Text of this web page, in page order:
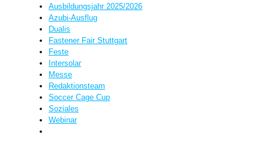
Ausbildungsjahr 2025/2026
Azubi-Ausflug
Dualis
Fastener Fair Stuttgart
Feste
Intersolar
Messe
Redaktionsteam
Soccer Cage Cup
Soziales
Webinar